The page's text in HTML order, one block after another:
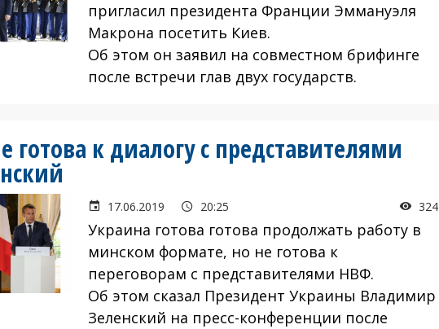
пригласил президента Франции Эммануэля
Макрона посетить Киев.
Об этом он заявил на совместном брифинге
после встречи глав двух государств.
готова к диалогу с представителями
17.06.2019 20:25 324
Украина готова готова продолжать работу в
минском формате, но не готова к
переговорам с представителями НВФ.
Об этом сказал Президент Украины Владимир
Зеленский на пресс-конференции после